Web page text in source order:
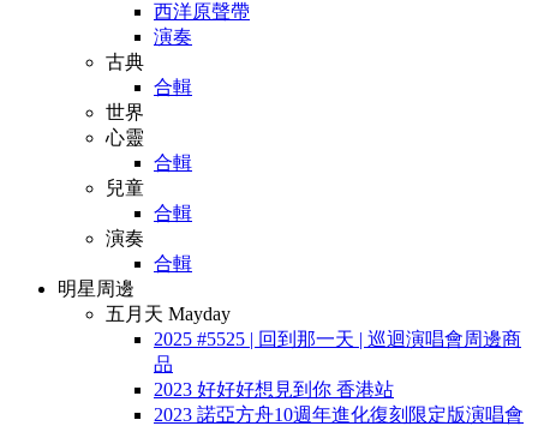
西洋原聲帶
演奏
古典
合輯
世界
心靈
合輯
兒童
合輯
演奏
合輯
明星周邊
五月天 Mayday
2025 #5525 | 回到那一天 | 巡迴演唱會周邊商
品
2023 好好好想見到你 香港站
2023 諾亞方舟10週年進化復刻限定版演唱會